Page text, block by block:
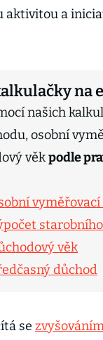
aktivitou a
na
našich
osobní
věkpodle
věk
důchod
se